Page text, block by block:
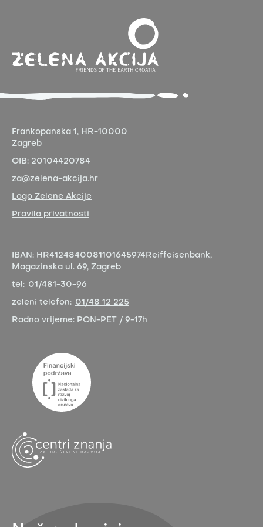
Frankopanska 1, HR-10000
Zagreb
OIB: 20104420784
za@zelena-akcija.hr
Logo Zelene Akcije
Pravila privatnosti
IBAN: HR4124840081101645974 Reiffeisenbank,
Magazinska ul. 69, Zagreb
tel: 01/481-30-96
zeleni telefon: 01/48 12 225
Radno vrijeme: PON-PET / 9-17h